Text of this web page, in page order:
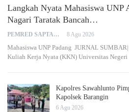
Langkah Nyata Mahasiswa UNP
Nagari Taratak Bancah…
PEMRED SAPTARIUS 8 Agu 2026
Mahasiswa UNP Padang JURNAL
Kuliah Kerja Nyata (KKN) Universitas
Kapolres Sawahlunto
Kapolsek Barangin
6 Agu 2026